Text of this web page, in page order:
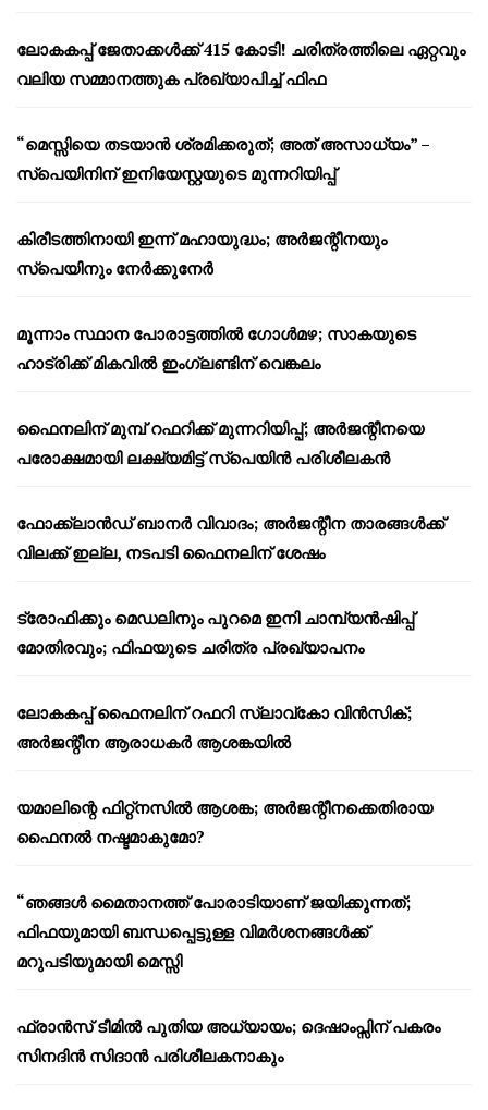
ലോകകപ്പ് ജേതാക്കൾക്ക് 415 കോടി! ചരിത്രത്തിലെ ഏറ്റവും
വലിയ സമ്മാനത്തുക പ്രഖ്യാപിച്ച് ഫിഫ
“മെസ്സിയെ തടയാൻ ശ്രമിക്കരുത്; അത് അസാധ്യം” –
സ്പെയിനിന് ഇനിയേസ്റ്റയുടെ മുന്നറിയിപ്പ്
കിരീടത്തിനായി ഇന്ന് മഹായുദ്ധം; അർജന്റീനയും
സ്പെയിനും നേർക്കുനേർ
മൂന്നാം സ്ഥാന പോരാട്ടത്തിൽ ഗോൾമഴ; സാകയുടെ
ഹാട്രിക്ക് മികവിൽ ഇംഗ്ലണ്ടിന് വെങ്കലം
ഫൈനലിന് മുമ്പ് റഫറിക്ക് മുന്നറിയിപ്പ്; അർജന്റീനയെ
പരോക്ഷമായി ലക്ഷ്യമിട്ട് സ്പെയിൻ പരിശീലകൻ
ഫോക്ക്‌ലാൻഡ് ബാനർ വിവാദം; അർജന്റീന താരങ്ങൾക്ക്
വിലക്ക് ഇല്ല, നടപടി ഫൈനലിന് ശേഷം
ട്രോഫിക്കും മെഡലിനും പുറമെ ഇനി ചാമ്പ്യൻഷിപ്പ്
മോതിരവും; ഫിഫയുടെ ചരിത്ര പ്രഖ്യാപനം
ലോകകപ്പ് ഫൈനലിന് റഫറി സ്ലാവ്‌കോ വിൻസിക്;
അർജന്റീന ആരാധകർ ആശങ്കയിൽ
യമാലിന്റെ ഫിറ്റ്നസിൽ ആശങ്ക; അർജന്റീനക്കെതിരായ
ഫൈനൽ നഷ്ടമാകുമോ?
“ഞങ്ങൾ മൈതാനത്ത് പോരാടിയാണ് ജയിക്കുന്നത്;
ഫിഫയുമായി ബന്ധപ്പെട്ടുള്ള വിമർശനങ്ങൾക്ക്
മറുപടിയുമായി മെസ്സി
ഫ്രാൻസ് ടീമിൽ പുതിയ അധ്യായം; ദെഷാംപ്സിന് പകരം
സിനദിൻ സിദാൻ പരിശീലകനാകും